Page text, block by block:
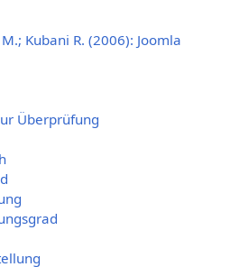
Kubani R. (2006): Joomla
Überprüfung